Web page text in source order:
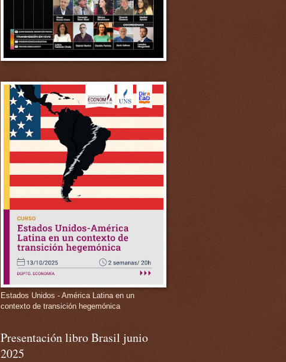
Estados Unidos - América Latina en un
contexto de transición hegemónica
Presentación libro Brasil junio
2025